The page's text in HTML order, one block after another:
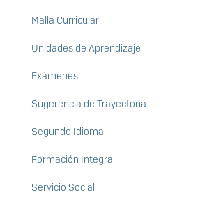
Malla Curricular
Unidades de Aprendizaje
Exámenes
Sugerencia de Trayectoria
Segundo Idioma
Formación Integral
Servicio Social